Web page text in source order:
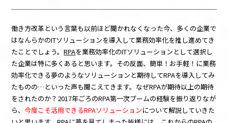
働き方改革という言葉も以前ほど聞かれなくなった今、多くの企業で
はなんらかのITソリューションを導入して業務効率化を推し進めてき
たことでしょう。RPAを業務効率化のITソリューションとして選択し
た企業は特に多くあると思います。その反面、簡単！お手軽！に業務
効率化できる夢のようなソリューションと期待してRPAを導入してみ
たものの… といった声も聞こえてきます。なぜRPAが期待以上の期待
をされたのか？ 2017年ごろのRPA第一次ブームの経験を振り返りなが
ら、今度こそ活用できるRPAソリューションについて解説していきた